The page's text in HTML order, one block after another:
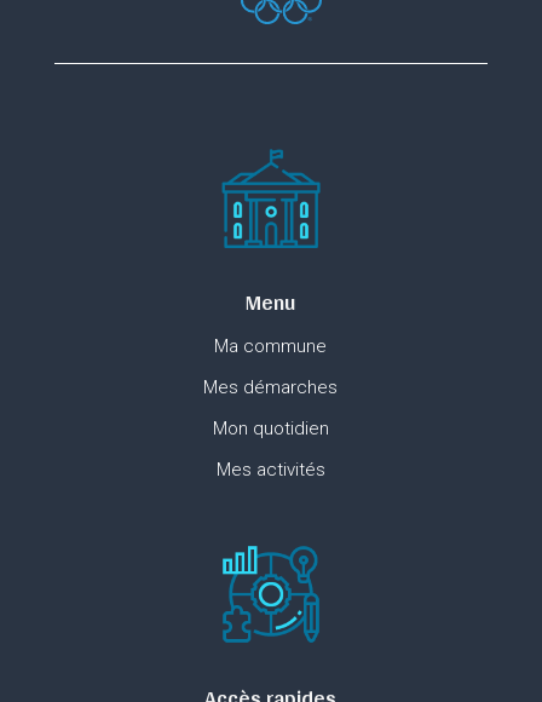
Menu
Ma commune
Mes démarches
Mon quotidien
Mes activités